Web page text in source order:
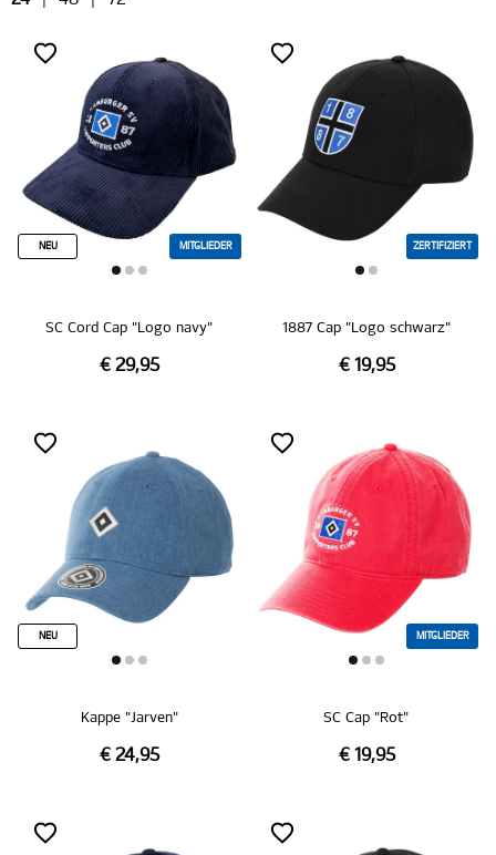
NEU MITGLIEDER
SC Cord Cap "Logo navy"
€ 29,95
ZERTIFIZIERT
1887 Cap "Logo schwarz"
€ 19,95
NEU
Kappe "Jarven"
€ 24,95
MITGLIEDER
SC Cap "Rot"
€ 19,95